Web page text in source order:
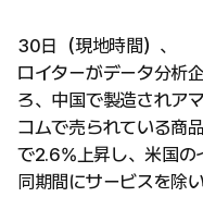
30日（現地時間）、
ロイターがデータ分析
ろ、中国で製造されア
コムで売られている商
で2.6%上昇し、米国の
同期間にサービスを除